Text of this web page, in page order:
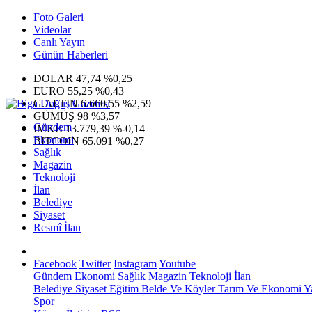
Foto Galeri
Videolar
Canlı Yayın
Günün Haberleri
DOLAR 47,74 %0,25
EURO 55,25 %0,43
G.ALTIN6.660,55 %2,59
GÜMÜŞ 98 %3,57
IMKB13.779,39 %-0,14
BITCOIN 65.091 %0,27
Gündem
Ekonomi
Sağlık
Magazin
Teknoloji
İlan
Belediye
Siyaset
Resmî İlan
Facebook Twitter InstagramYoutube
Gündem Ekonomi Sağlık Magazin Teknoloji İlan
Belediye Siyaset Eğitim Belde Ve KöylerTarım Ve Ekonomi
Spor